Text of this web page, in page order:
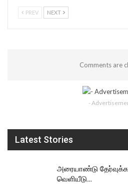
PREV NEXT
Comments are
-
Latest Stories
அரையாண்டு
வெளியீடு…